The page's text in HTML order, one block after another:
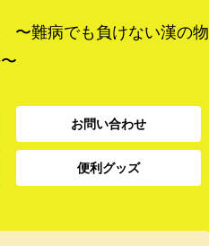
〜難病でも負けない漢の物
お問い合わせ
便利グッズ